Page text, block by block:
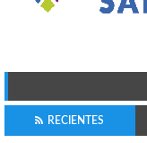
RECIENTES